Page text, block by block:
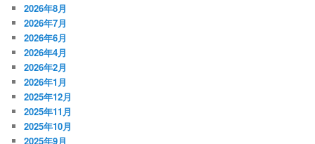
2026年8月
2026年7月
2026年6月
2026年4月
2026年2月
2026年1月
2025年12月
2025年11月
2025年10月
2025年9月